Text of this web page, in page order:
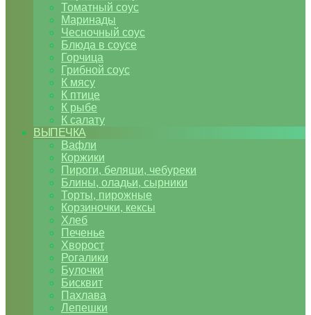
Томатный соус
Маринады
Чесночный соус
Блюда в соусе
Горчица
Грибной соус
К мясу
К птице
К рыбе
К салату
ВЫПЕЧКА
Вафли
Коржики
Пироги, беляши, чебуреки
Блины, оладьи, сырники
Торты, пирожные
Корзиночки, кексы
Хлеб
Печенье
Хворост
Рогалики
Булочки
Бисквит
Пахлава
Лепешки